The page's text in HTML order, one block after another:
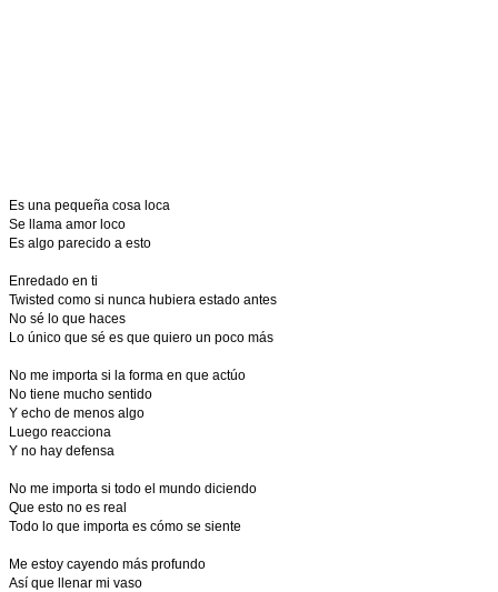
Es una pequeña cosa loca
Se llama amor loco
Es algo parecido a esto
Enredado en ti
Twisted como si nunca hubiera estado antes
No sé lo que haces
Lo único que sé es que quiero un poco más
No me importa si la forma en que actúo
No tiene mucho sentido
Y echo de menos algo
Luego reacciona
Y no hay defensa
No me importa si todo el mundo diciendo
Que esto no es real
Todo lo que importa es cómo se siente
Me estoy cayendo más profundo
Así que llenar mi vaso